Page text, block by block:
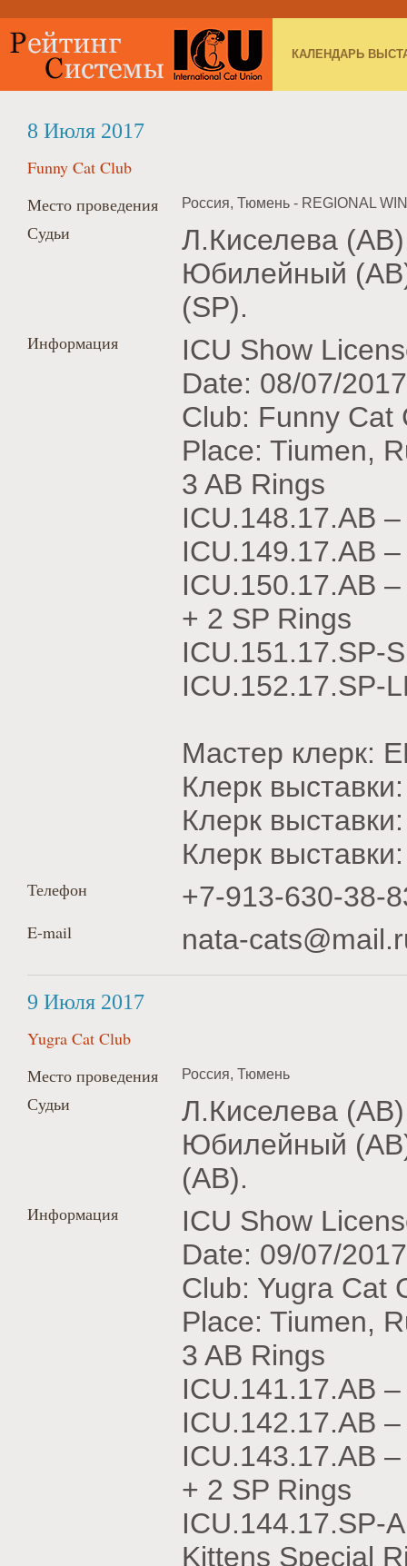
КАЛЕНДАРЬ
8 Июля 2017
Funny Cat Club
Место проведения
Россия, Тюмень - REGIONAL
Судьи
Л.Киселева
Юбилейный
(SP).
Информация
ICU Show
Date: 08/07/2017
Club: Funny Cat
Place: Tiumen,
3 AB Rings
ICU.148.17.АВ –
ICU.149.17.АВ –
ICU.150.17.АВ
+ 2 SP Rings
ICU.151.17.SP-
ICU.152.17.SP-
Мастер клерк:
Клерк
Клерк
Клерк
Телефон +7-913-630-38-
E-mail nata-
9 Июля 2017
Yugra Cat Club
Место проведения
Россия, Тюмень
Судьи
Л.Киселева
Юбилейный
(AB).
Информация
ICU Show
Date: 09/07/2017
Club: Yugra Cat
Place: Tiumen,
3 AB Rings
ICU.141.17.АВ –
ICU.142.17.АВ –
ICU.143.17.АВ
+ 2 SP Rings
ICU.144.17.SP-
Kittens Special